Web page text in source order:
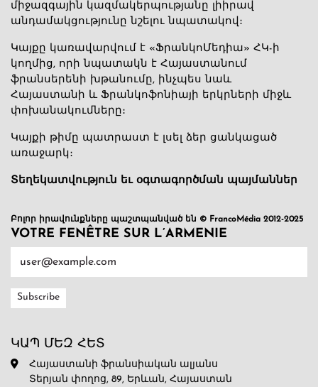
միջազգային կազմակերպությանը լիիրավ
անդամակցությունը նշելու նպատակով։
Կայքը կառավարվում է «ՖրանկոՄեդիա» ՀԿ-ի
կողմից, որի նպատակն է Հայաստանում
ֆրանսերենի խթանումը, ինչպես նաև
Հայաստանի և Ֆրանկոֆոնիայի երկրների միջև
փոխանակումները։
Կայքի թիմը պատրաստ է լսել ձեր ցանկացած
առաջարկ։
Տեղեկատվություն եւ օգտագործման պայմաններ
Բոլոր իրավունքները պաշտպանված են © FrancoMédia 2012-2025
VOTRE FENÊTRE SUR L’ARMENIE
ԿԱՊ ՄԵԶ ՀԵՏ
Հայաստանի ֆրանսիական ալյանս
Տերյան փողոց, 89, Երևան, Հայաստան